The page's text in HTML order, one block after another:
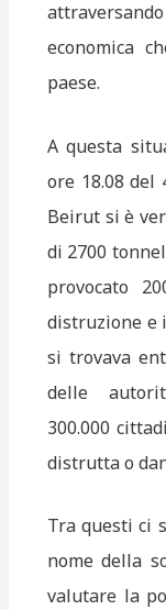
economica
paese.
A questa
ore 18.08 del
Beirut si è
di 2700
provocato
distruzione e
si trovava
delle
300.000
distrutta o
Tra questi ci
nome della
valutare la